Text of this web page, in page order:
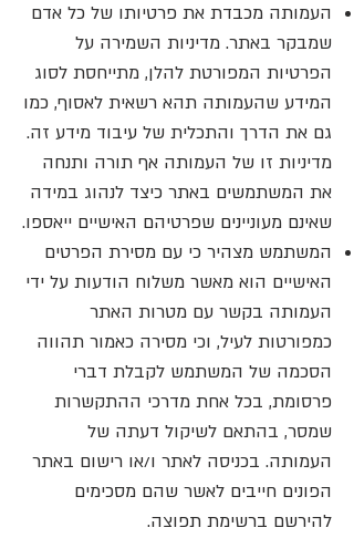
העמותה מכבדת את פרטיותו של כל אדם
שמבקר באתר. מדיניות השמירה על
הפרטיות המפורטת להלן, מתייחסת לסוג
המידע שהעמותה תהא רשאית לאסוף, כמו
גם את הדרך והתכלית של עיבוד מידע זה.
מדיניות זו של העמותה אף תורה ותנחה
את המשתמשים באתר כיצד לנהוג במידה
שאינם מעוניינים שפרטיהם האישיים ייאספו.
המשתמש מצהיר כי עם מסירת הפרטים
האישיים הוא מאשר משלוח הודעות על ידי
העמותה בקשר עם מטרות האתר
כמפורטות לעיל, וכי מסירה כאמור תהווה
הסכמה של המשתמש לקבלת דברי
פרסומת, בכל אחת מדרכי ההתקשרות
שמסר, בהתאם לשיקול דעתה של
העמותה. בכניסה לאתר ו/או רישום באתר
הפונים חייבים לאשר שהם מסכימים
להירשם ברשימת תפוצה.